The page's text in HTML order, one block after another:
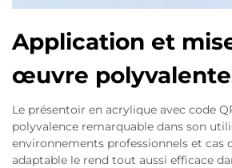
Application et
œuvre
Le présentoir en acrylique avec code
polyvalence remarquable dans son
environnements professionnels et cas
adaptable le rend tout aussi efficace